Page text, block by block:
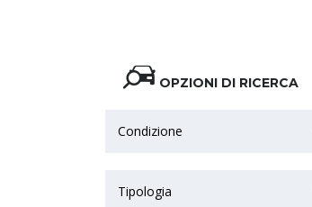
OPZIONI DI RICERCA
Condizione
Tipologia